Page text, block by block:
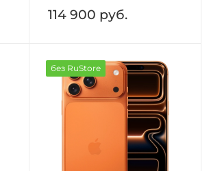
114 900 руб.
без RuStore